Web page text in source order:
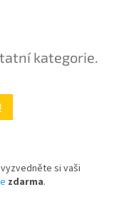
kategorie.
si vaši
zdarma.